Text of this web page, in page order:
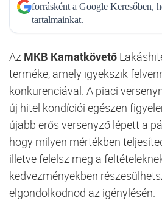
forrásként a Google Keresőben,
tartalmainkat.
Az MKB Kamatkövető
terméke, amely igyekszik
konkurenciával. A piaci
új hitel kondíciói egészen
újabb erős versenyző lépett a
hogy milyen mértékben
illetve felelsz meg a
kedvezményekben
elgondolkodnod az igénylésén.